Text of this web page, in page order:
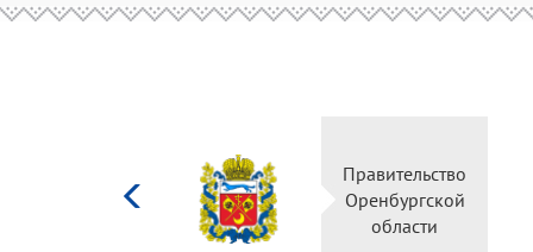
Министерство
культуры
Российской
федерации